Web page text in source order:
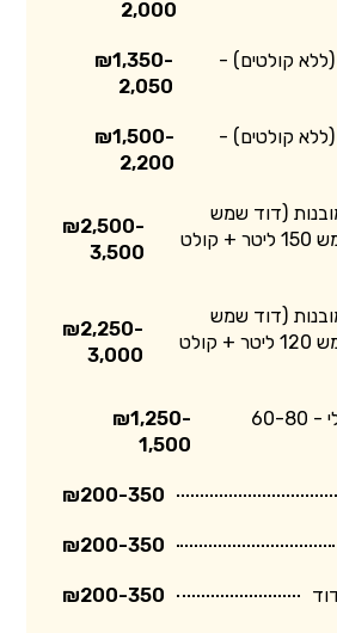
2,000
קולטים) -
₪1,350-
2,050
קולטים) -
₪1,500-
2,200
(דוד שמש
וקולטים) - דוד שמש 150 ליטר + קולט
₪2,500-
3,500
(דוד שמש
וקולטים) - דוד שמש 120 ליטר + קולט
₪2,250-
3,000
התקנת דוד חשמלי - 60-80
₪1,250-
1,500
₪200-350
₪200-350
₪200-350